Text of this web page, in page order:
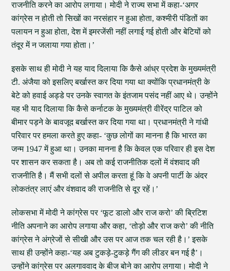
राजनीति करने का आरोप लगाया। मोदी ने राज्य सभा में कहा-‘अगर
कांग्रेस न होती तो सिखों का नरसंहार न हुआ होता, कश्मीरी पंडितों का
पलायन न हुआ होता, देश में इमरजेंसी नहीं लगाई गई होती और बेटियों को
तंदूर में न जलाया गया होता।’
इसके साथ ही मोदी ने यह याद दिलाया कि कैसे आंध्र प्रदेश के मुख्यमंत्री
टी. अंजैया को इसलिए बर्खास्त कर दिया गया था क्योंकि प्रधानमंत्री के
बेटे को हवाई अड्डे पर उनके स्वागत के इंतजाम पसंद नहीं आए थे। उन्होंने
यह भी याद दिलाया कि कैसे कर्नाटक के मुख्यमंत्री वीरेंद्र पाटिल को
बीमार पड़ने के बावजूद बर्खास्त कर दिया गया था। प्रधानमंत्री ने गांधी
परिवार पर हमला करते हुए कहा- ‘कुछ लोगों का मानना है कि भारत का
जन्म 1947 में हुआ था। उनका मानना है कि केवल एक परिवार ही इस देश
पर शासन कर सकता है। अब तो कई राजनीतिक दलों में वंशवाद की
राजनीति है। मैं सभी दलों से अपील करता हूं कि वे अपनी पार्टी के अंदर
लोकतंत्र लाएं और वंशवाद की राजनीति से दूर रहें।’
लोकसभा में मोदी ने कांग्रेस पर ‘फूट डालो और राज करो’ की ब्रिटिश
नीति अपनाने का आरोप लगाया और कहा, ‘तोड़ो और राज करो’ की नीति
कांग्रेस ने अंग्रेजों से सीखी और उस पर आज तक चल रही है।’ इसके
साथ ही उन्होंने कहा-‘यह अब टुकड़े-टुकड़े गैंग की लीडर बन गई है’।
उन्होंने कांग्रेस पर अलगाववाद के बीज बोने का आरोप लगाया। मोदी ने